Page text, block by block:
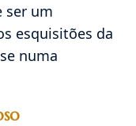
ser um
esquisitões da
numa